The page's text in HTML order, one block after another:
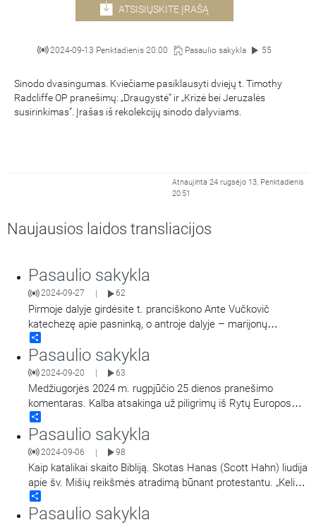
ATSISIŲSKITE ĮRAŠĄ
2024-09-13 Penktadienis 20:00 Pasaulio sakykla 55
Sinodo dvasingumas. Kviečiame pasiklausyti dviejų t. Timothy
Radcliffe OP pranešimų: „Draugystė“ ir „Krizė bei Jeruzalės
susirinkimas“. Įrašas iš rekolekcijų sinodo dalyviams.
Atnaujinta 24 rugsėjo 13, Penktadienis
20:51
Naujausios laidos transliacijos
Pasaulio sakykla
2024-09-27 62
Pirmoje dalyje girdėsite t. pranciškono Ante Vučkovič
katechezę apie pasninką, o antroje dalyje – marijonų
generalinio vikaro t. Tomaš Novaček katechezę „Atnaujintojo
misija: kad visi būtų viena“.
Pasaulio sakykla
2024-09-20 63
Medžiugorjės 2024 m. rugpjūčio 25 dienos pranešimo
komentaras. Kalba atsakinga už piligrimų iš Rytų Europos
šalių priėmimą Medžiugorėje Teresė Gažiova, verčia Eglė
Ozolinčiūtė. Girdėsite ištrauką iš Marijos radijo knygos
„Taikos Karalienės pranešimai Medžiugorjėjė“.
Pasaulio sakykla
2024-09-06 | 98
Kaip katalikai skaito Bibliją. Skotas Hanas (Scott Hahn) liudija
apie šv. Mišių reikšmės atradimą būnant protestantu. „Kelias
į Emausą“ tinklalaidės vertimas. Įgarsino Jonas Lamauskas.
Pasaulio sakykla